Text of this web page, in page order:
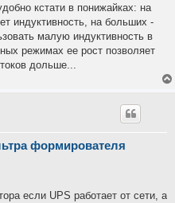
кстати в понижайках: на
индуктивность, на больших -
малую индуктивность в
режимах ее рост позволяет
дольше...
формирователя
если UPS работает от сети, а